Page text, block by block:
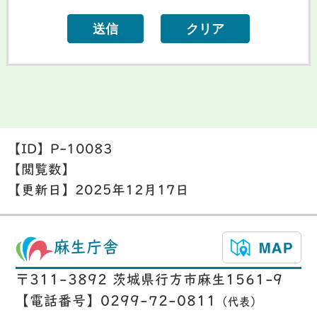
【ID】 P-10083
【閲覧数】
【更新日】 2025年12月17日
麻生庁舎
〒311-3892 茨城県行方市麻生1561-9
【電話番号】0299-72-0811
（代表）